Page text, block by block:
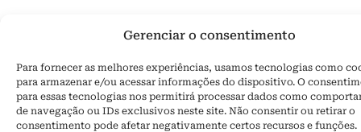
Gerenciar o consentimento
Para fornecer as melhores experiências, usamos tecnologias como
para armazenar e/ou acessar informações do dispositivo. O
para essas tecnologias nos permitirá processar dados como
de navegação ou IDs exclusivos neste site. Não consentir ou retirar o
consentimento pode afetar negativamente certos recursos e funções.